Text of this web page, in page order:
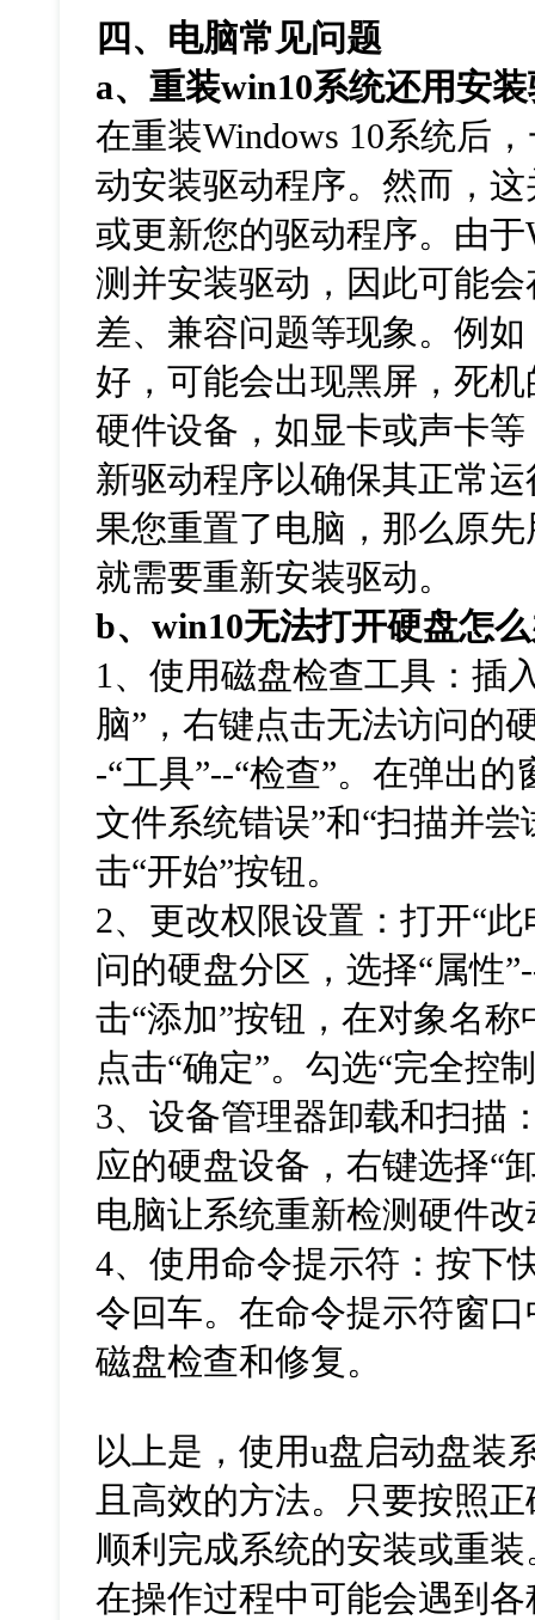
四、电脑常见问题
a、重装win10系统还用安
在重装Windows 10系统后
动安装驱动程序。然而，
或更新您的驱动程序。由于
测并安装驱动，因此可能
差、兼容问题等现象。例
好，可能会出现黑屏，死
硬件设备，如显卡或声卡
新驱动程序以确保其正常
果您重置了电脑，那么原
就需要重新安装驱动。
b、win10无法打开硬盘怎
1、使用磁盘检查工具：插
脑”，右键点击无法访问的
-“工具”--“检查”。在弹出
文件系统错误”和“扫描并
击“开始”按钮。
2、更改权限设置：打开“
问的硬盘分区，选择“属性
击“添加”按钮，在对象名称
点击“确定”。勾选“完全控
3、设备管理器卸载和扫描
应的硬盘设备，右键选择“
电脑让系统重新检测硬件改
4、使用命令提示符：按下
令回车。在命令提示符窗
磁盘检查和修复。
以上是，使用u盘启动盘装
且高效的方法。只要按照
顺利完成系统的安装或重
在操作过程中可能会遇到